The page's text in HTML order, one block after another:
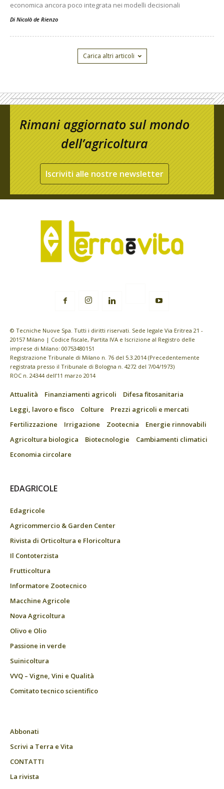
economica ancora poco integrata nei modelli decisionali
Di Nicolò de Rienzo
Carica altri articoli
Rimani aggiornato sul mondo
dell’agricoltura
Iscriviti alle nostre newsletter
© Tecniche Nuove Spa. Tutti i diritti riservati. Sede legale Via Eritrea 21 -
20157 Milano | Codice fiscale, Partita IVA e Iscrizione al Registro delle
imprese di Milano: 00753480151
Registrazione Tribunale di Milano n. 76 del 5.3.2014 (Precedentemente
registrata presso il Tribunale di Bologna n. 4272 del 7/04/1973)
ROC n. 24344 dell’11 marzo 2014
Attualità Finanziamenti agricoli
Difesa fitosanitaria
Leggi, lavoro e fisco
Colture
Prezzi agricoli e mercati
Fertilizzazione
Irrigazione Zootecnia
Energie rinnovabili
Agricoltura biologica
Biotecnologie
Cambiamenti climatici
Economia circolare
EDAGRICOLE
Edagricole
Agricommercio & Garden Center
Rivista di Orticoltura e Floricoltura
Il Contoterzista
Frutticoltura
Informatore Zootecnico
Macchine Agricole
Nova Agricoltura
Olivo e Olio
Passione in verde
Suinicoltura
VVQ – Vigne, Vini e Qualità
Comitato tecnico scientifico
Abbonati
Scrivi a Terra e Vita
CONTATTI
La rivista